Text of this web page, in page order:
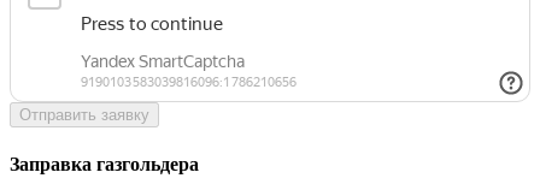
Отправить заявку
Заправка газгольдера